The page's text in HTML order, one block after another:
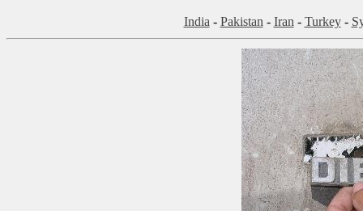
India - Pakistan - Iran - Turkey-